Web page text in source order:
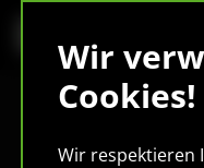
Wir
Cookies!
Wir respektieren